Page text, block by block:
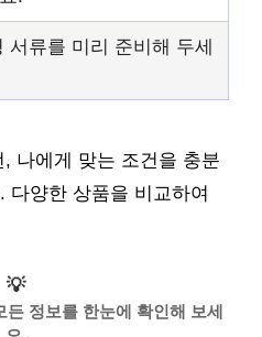
서류를 미리 준비해 두세
나에게 맞는 조건을 충분
다양한 상품을 비교하여
💡
정보를 한눈에 확인해 보세